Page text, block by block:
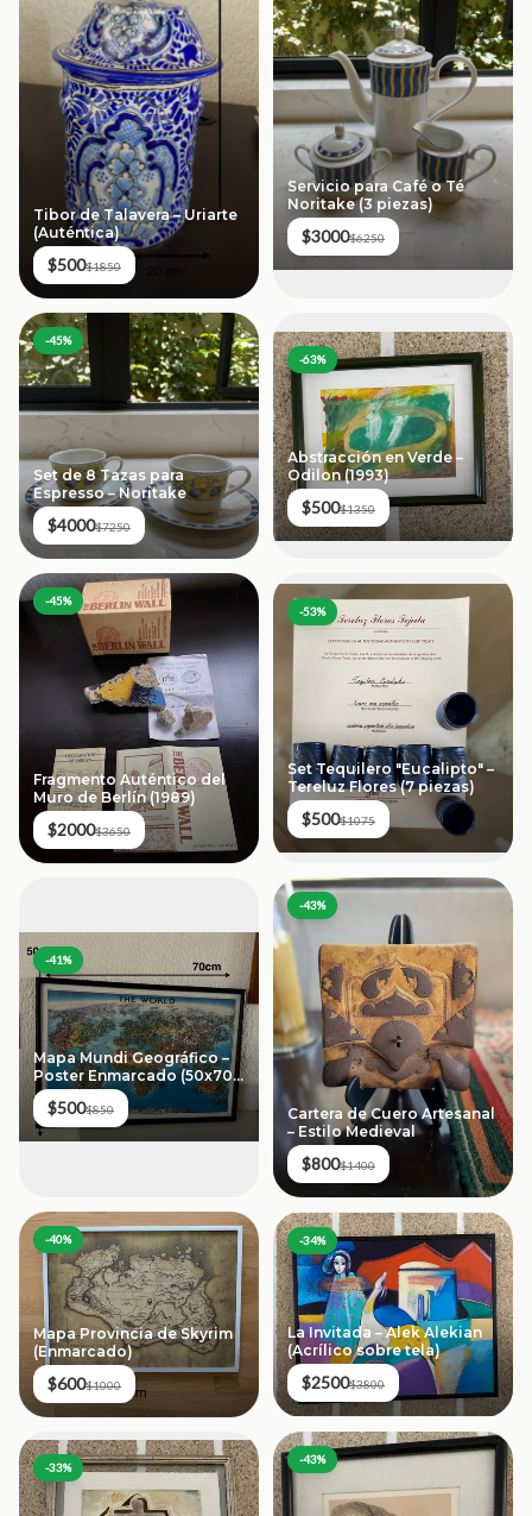
Tibor de Talavera – Uriarte
(Auténtica)
$500$1850
Servicio para Café o Té
Noritake (3 piezas)
$3000$6250
-45%
Set de 8 Tazas para
Espresso – Noritake
$4000$7250
-63%
Abstracción en Verde –
Odilon (1993)
$500$1350
-45%
Fragmento Auténtico del
Muro de Berlín (1989)
$2000$3650
-53%
Set Tequilero "Eucalipto" –
Tereluz Flores (7 piezas)
$500$1075
-41%
Mapa Mundi Geográfico –
Poster Enmarcado (50x70
cm)
$500$850
-43%
Cartera de Cuero Artesanal
– Estilo Medieval
$800$1400
-40%
Mapa Provincia de Skyrim
(Enmarcado)
$600$1000
-34%
La Invitada – Alek Alekian
(Acrílico sobre tela)
$2500$3800
-33%
-43%